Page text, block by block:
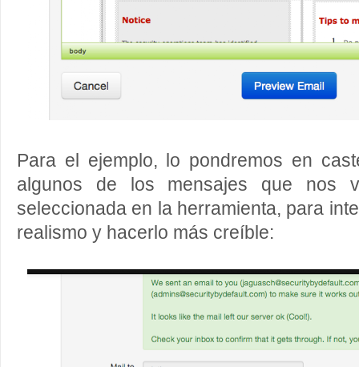
Para el ejemplo, lo pondremos en
algunos de los mensajes que nos
seleccionada en la herramienta, para
realismo y hacerlo más creíble: